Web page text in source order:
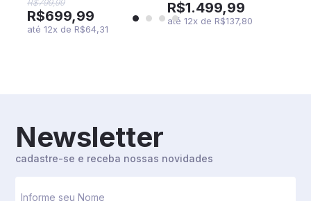
R$799,99
R$699,99
até 12xde R$64,31
R$1.499,99
até 12xde R$137,80
Newsletter
cadastre-se e receba nossas novidades